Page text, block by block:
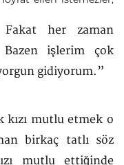
Fakat her zaman
işlerim çok
gidiyorum.”
kızı mutlu etmek o
birkaç tatlı söz
mutlu ettiğinde